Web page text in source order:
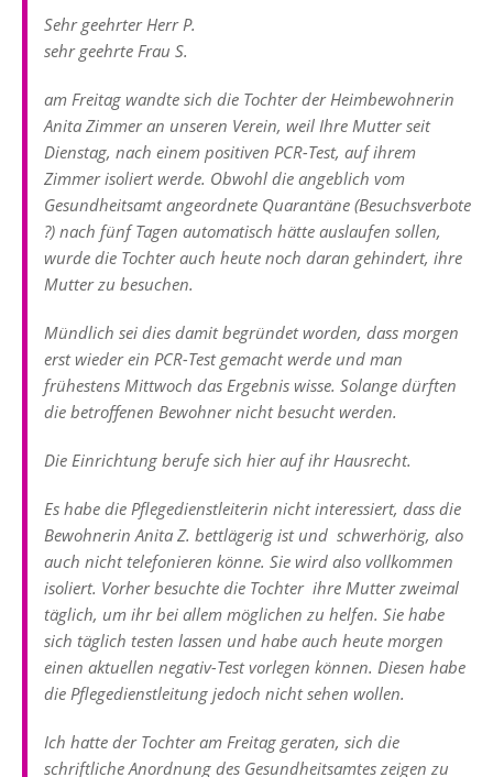
Sehr geehrter Herr P.
sehr geehrte Frau S.
am Freitag wandte sich die Tochter der Heimbewohnerin
Anita Zimmer an unseren Verein, weil Ihre Mutter seit
Dienstag, nach einem positiven PCR-Test, auf ihrem
Zimmer isoliert werde. Obwohl die angeblich vom
Gesundheitsamt angeordnete Quarantäne (Besuchsverbote
?) nach fünf Tagen automatisch hätte auslaufen sollen,
wurde die Tochter auch heute noch daran gehindert, ihre
Mutter zu besuchen.
Mündlich sei dies damit begründet worden, dass morgen
erst wieder ein PCR-Test gemacht werde und man
frühestens Mittwoch das Ergebnis wisse. Solange dürften
die betroffenen Bewohner nicht besucht werden.
Die Einrichtung berufe sich hier auf ihr Hausrecht.
Es habe die Pflegedienstleiterin nicht interessiert, dass die
Bewohnerin Anita Z. bettlägerig ist und schwerhörig, also
auch nicht telefonieren könne. Sie wird also vollkommen
isoliert. Vorher besuchte die Tochter ihre Mutter zweimal
täglich, um ihr bei allem möglichen zu helfen. Sie habe
sich täglich testen lassen und habe auch heute morgen
einen aktuellen negativ-Test vorlegen können. Diesen habe
die Pflegedienstleitung jedoch nicht sehen wollen.
Ich hatte der Tochter am Freitag geraten, sich die
schriftliche Anordnung des Gesundheitsamtes zeigen zu